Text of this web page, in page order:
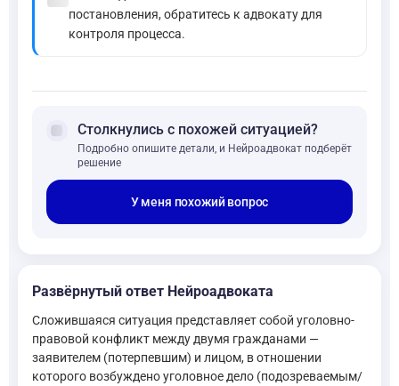
постановления, обратитесь к адвокату для
контроля процесса.
forum Столкнулись с похожей ситуацией?
Подробно опишите детали, и Нейроадвокат подберёт
решение
У меня похожий вопрос
Развёрнутый ответ Нейроадвоката
Сложившаяся ситуация представляет собой уголовно-
правовой конфликт между двумя гражданами —
заявителем (потерпевшим) и лицом, в отношении
которого возбуждено уголовное дело (подозреваемым/